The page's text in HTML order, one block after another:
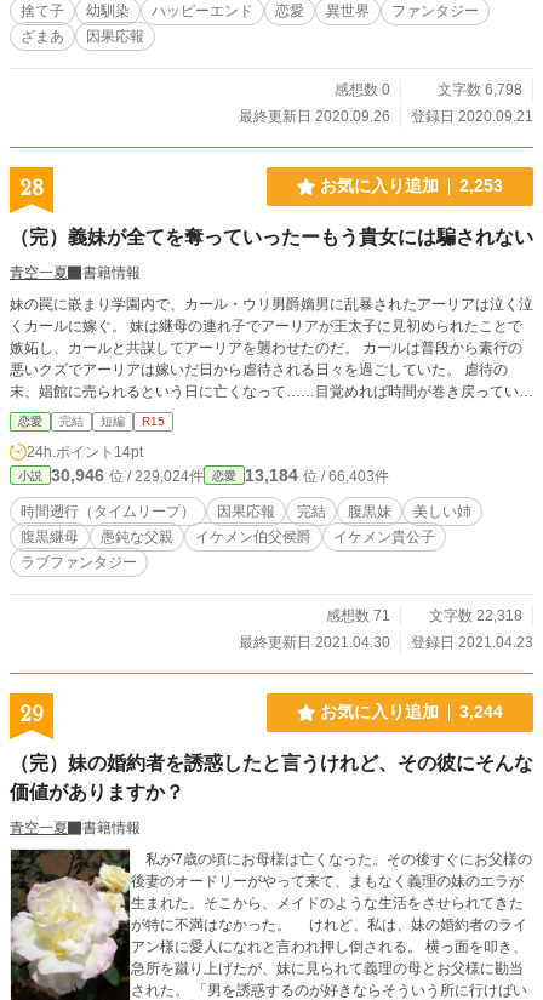
捨て子 幼馴染 ハッピーエンド 恋愛 異世界
ファンタジー
ざまあ
因果応報
感想数 0
文字数 6,798
最終更新日 2020.09.26
登録日 2020.09.21
28 お気に入り追加 2,253
（完）義妹が全てを奪っていったーもう貴女には騙されない
青空一夏
書籍情報
妹の罠に嵌まり学園内で、カール・ウリ男爵嫡男に乱暴されたアーリアは泣く泣
くカールに嫁ぐ。 妹は継母の連れ子でアーリアが王太子に見初められたことで
嫉妬し、カールと共謀してアーリアを襲わせたのだ。 カールは普段から素行の
悪いクズでアーリアは嫁いだ日から虐待される日々を過ごしていた。 虐待の
末、娼館に売られるという日に亡くなって……目覚めれば時間が巻き戻ってい
た。 これは時間が巻き戻り、以前の記憶をもったままのヒロインが自分を嵌め
た継母と義理の妹に、反撃する物語。ヒロインはできる限りのことをして、いま
まで起こった事件を回避していこうとします。それとともに、今までは出会わな
かった素敵な男性とも巡りあえます。 悲惨な最期を遂げたヒロインが、やり直
しの機会を得て幸せをつかむお話です。ざまぁあり、ロマンスあり。
恋愛 完結 短編 R15
24h.ポイント 14pt
小説 30,946 位 / 229,024件 恋愛 13,184 位 / 66,403件
時間遡行（タイムリープ） 因果応報 完結 腹黒妹
美しい姉
腹黒継母
愚鈍な父親 イケメン伯父侯爵
イケメン貴公子
ラブファンタジー
感想数 71
文字数 22,318
最終更新日 2021.04.30
登録日 2021.04.23
29 お気に入り追加 3,244
（完）妹の婚約者を誘惑したと言うけれど、その彼にそんな
価値がありますか？
青空一夏
書籍情報
私が7歳の頃にお母様は亡くなった。その後すぐにお父様の
後妻のオードリーがやって来て、まもなく義理の妹のエラが
生まれた。そこから、メイドのような生活をさせられてきた
が特に不満はなかった。 けれど、私は、妹の婚約者のライ
アン様に愛人になれと言われ押し倒される。 横っ面を叩き、
急所を蹴り上げたが、妹に見られて義理の母とお父様に勘当
された。 「男を誘惑するのが好きならそういう所に行けばい